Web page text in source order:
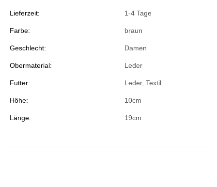
Lieferzeit: 1-4 Tage
Farbe: braun
Geschlecht: Damen
Obermaterial: Leder
Futter: Leder, Textil
Höhe: 10cm
Länge: 19cm